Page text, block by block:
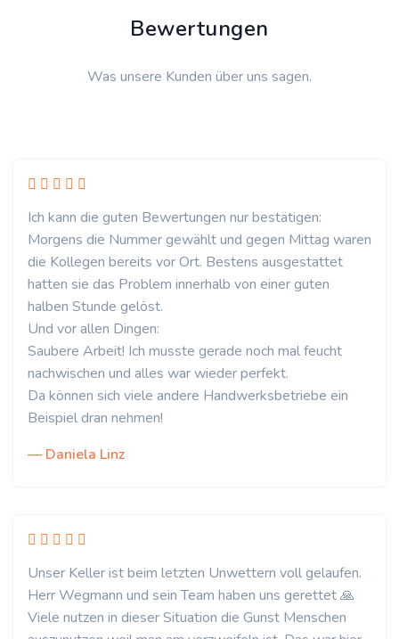
Bewertungen
Was unsere Kunden über uns sagen.
Ich kann die guten Bewertungen nur bestätigen:
Morgens die Nummer gewählt und gegen Mittag waren
die Kollegen bereits vor Ort. Bestens ausgestattet
hatten sie das Problem innerhalb von einer guten
halben Stunde gelöst.
Und vor allen Dingen:
Saubere Arbeit! Ich musste gerade noch mal feucht
nachwischen und alles war wieder perfekt.
Da können sich viele andere Handwerksbetriebe ein
Beispiel dran nehmen!
— Daniela Linz
Unser Keller ist beim letzten Unwettern voll gelaufen.
Herr Wegmann und sein Team haben uns gerettet 🙏
Viele nutzen in dieser Situation die Gunst Menschen